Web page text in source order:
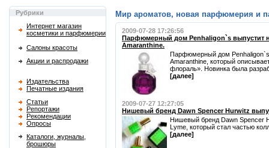
Рубрики
Интернет магазин
косметики и парфюмерии
Салоны красоты
Акции и распродажи
Издательства
Печатные издания
Статьи
Репортажи
Рекомендации
Опросы
Каталоги, журналы,
брошюры
Мир ароматов, новая парфюмерия и
2009-07-28 17:26:56
Парфюмерный дом Penhaligon`s выпустит
Amaranthine.
Парфюмерный дом
Amaranthine, который
флораль». Новинка была
[далее]
2009-07-27 12:27:05
Нишевый бренд Dawn Spencer Hurwitz
Нишевый бренд Dawn Spencer
Lyme, который стал частью
[далее]